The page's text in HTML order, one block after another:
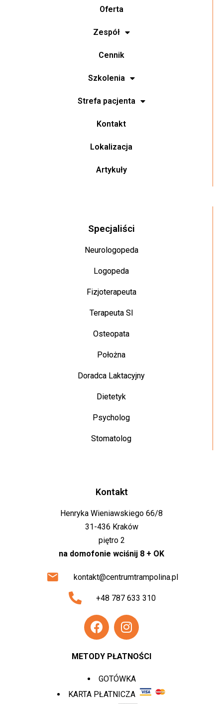
Oferta
Zespół
Cennik
Szkolenia
Strefa pacjenta
Kontakt
Lokalizacja
Artykuły
Specjaliści
Neurologopeda
Logopeda
Fizjoterapeuta
Terapeuta SI
Osteopata
Położna
Doradca Laktacyjny
Dietetyk
Psycholog
Stomatolog
Kontakt
Henryka Wieniawskiego 66/8
31-436 Kraków
piętro 2
na domofonie wciśnij 8 + OK
kontakt@centrumtrampolina.pl
+48 787 633 310
METODY PŁATNOŚCI
GOTÓWKA
KARTA PŁATNICZA